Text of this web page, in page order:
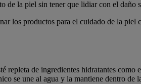
de la piel sin tener que lidiar con el daño
los productos para el cuidado de la
repleta de ingredientes hidratantes
se une al agua y la mantiene dentro de